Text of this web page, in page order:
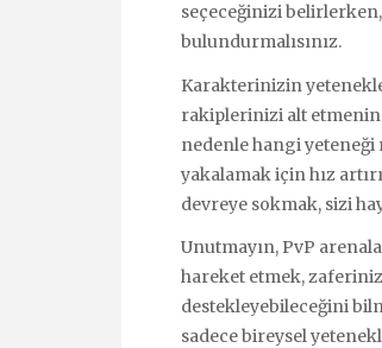
seçeceğinizi belirlerken,
bulundurmalısınız.
Karakterinizin
rakiplerinizi alt
nedenle hangi yeteneği
yakalamak için hız
devreye sokmak, sizi
Unutmayın, PvP
hareket etmek,
destekleyebileceğini
sadece bireysel